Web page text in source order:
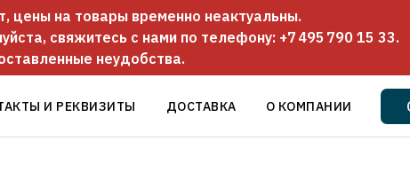
цены на товары временно неактуальны.
свяжитесь с нами по телефону: +7 495 790 15 33.
неудобства.
И РЕКВИЗИТЫ ДОСТАВКА О КОМПАНИИ